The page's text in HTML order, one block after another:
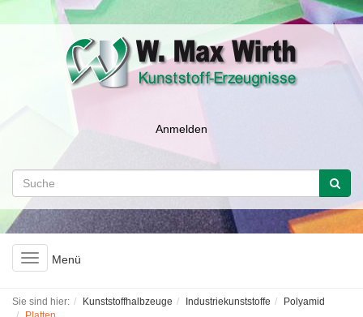
Anmelden
Toggle
navigation
Menü
Sie sind hier: Kunststoffhalbzeuge Industriekunststoffe
Polyamid